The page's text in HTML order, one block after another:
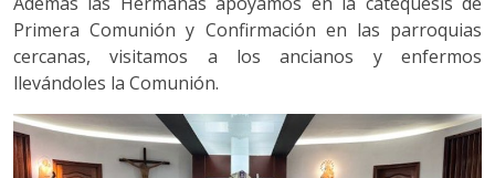
Primera Comunión y Confirmación en las parroquias
cercanas, visitamos a los ancianos y enfermos
llevándoles la Comunión.